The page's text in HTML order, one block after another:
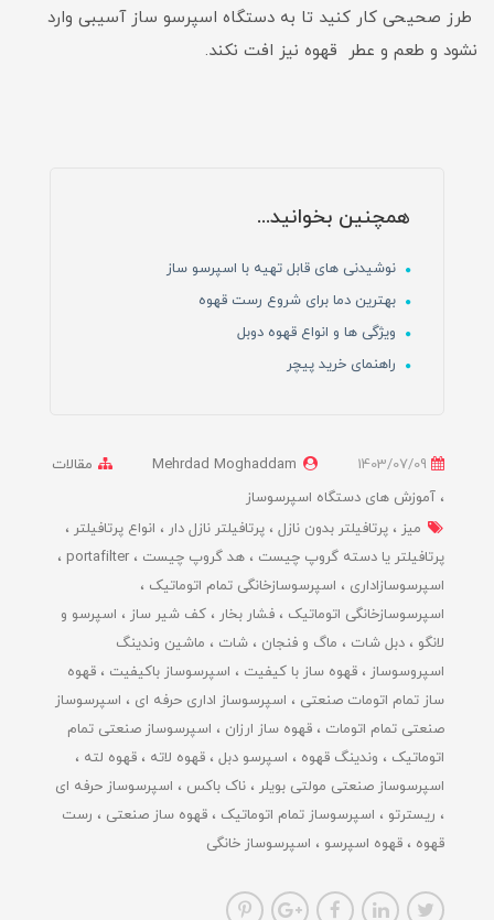
طرز صحیحی کار کنید تا به دستگاه اسپرسو ساز آسیبی وارد
نشود و طعم و عطر قهوه نیز افت نکند.
همچنین بخوانید...
نوشیدنی های قابل تهیه با اسپرسو ساز
بهترین دما برای شروع رست قهوه
ویژگی ها و انواع قهوه دوبل
راهنمای خرید پیچر
Mehrdad Moghaddam
مقالات
آموزش های دستگاه اسپرسوساز
میز
پرتافیلتر بدون نازل پرتافیلتر نازل دار
انواع پرتافیلتر
پرتافیلتر یا دسته گروپ چیست
هد گروپ چیست
portafilter
اسپرسوسازاداری
اسپرسوسازخانگی تمام اتوماتیک
اسپرسوسازخانگی اتوماتیک
فشار بخار کف شیر ساز
اسپرسو و
لانگو
دبل شات ماگ و فنجان شات
ماشین وندینگ
اسپروسوساز
قهوه ساز با کیفیت اسپرسوساز باکیفیت
قهوه
ساز تمام اتومات صنعتی
اسپرسوساز اداری حرفه ای
اسپرسوساز
صنعتی تمام اتومات
قهوه ساز ارزان
اسپرسوساز صنعتی تمام
اتوماتیک
وندینگ قهوه اسپرسو دبل قهوه لاته
قهوه لته
اسپرسوساز صنعتی مولتی بویلر
ناک باکس
اسپرسوساز حرفه ای
ریسترتو
اسپرسوساز تمام اتوماتیک قهوه ساز صنعتی
رست
قهوه
قهوه اسپرسو اسپرسوساز خانگی